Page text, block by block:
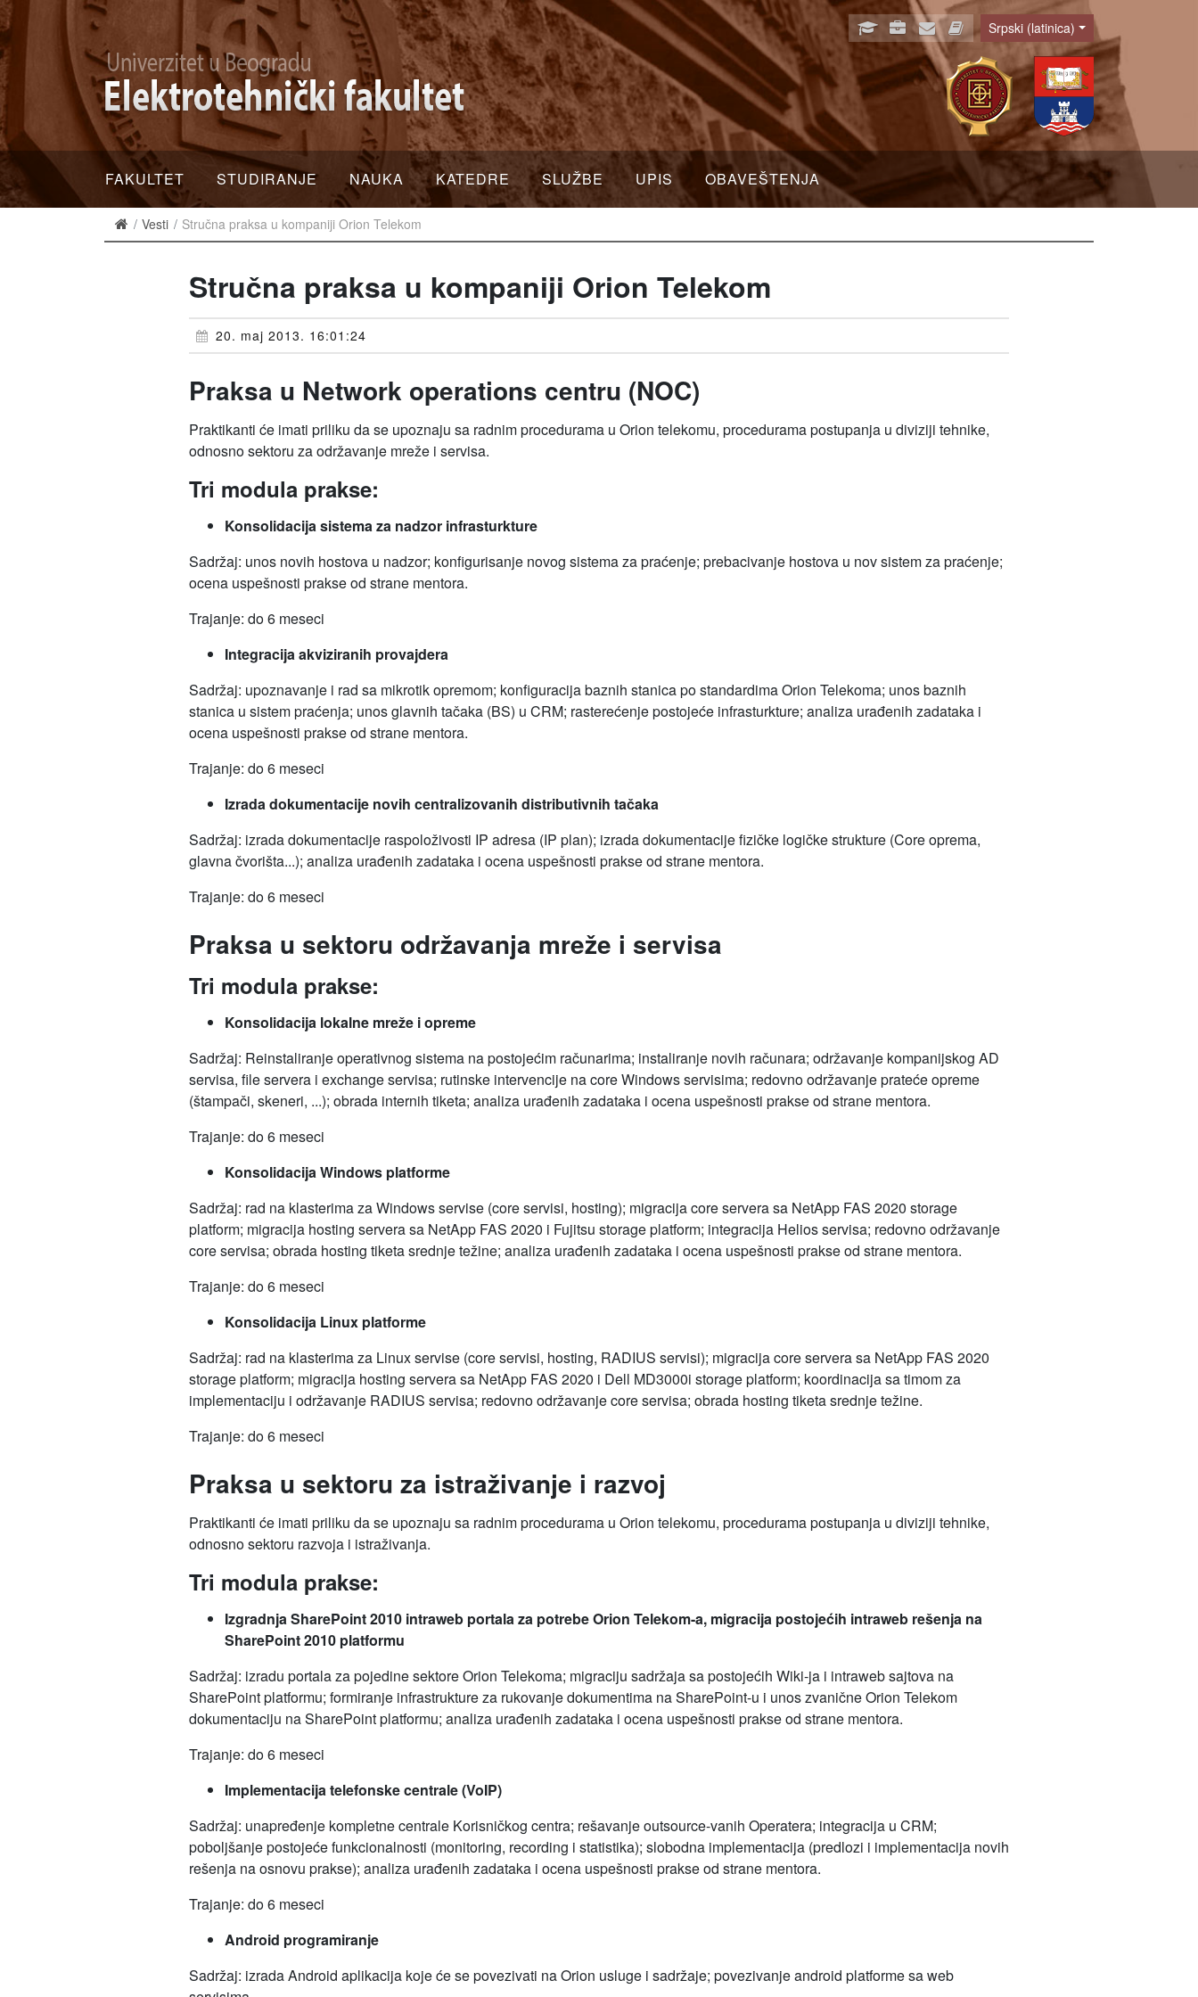
Language
Srpski (latinica)
FAKULTET STUDIRANJE NAUKA KATEDRE SLUŽBE UPIS OBAVEŠTENJA
Vesti Stručna praksa u kompaniji Orion Telekom
Stručna praksa u kompaniji Orion Telekom
20. maj 2013. 16:01:24
Praksa u Network operations centru (NOC)
Praktikanti će imati priliku da se upoznaju sa radnim procedurama u Orion telekomu, procedurama postupanja u diviziji tehnike,
odnosno sektoru za održavanje mreže i servisa.
Tri modula prakse:
Konsolidacija sistema za nadzor infrasturkture
Sadržaj: unos novih hostova u nadzor; konfigurisanje novog sistema za praćenje; prebacivanje hostova u nov sistem za praćenje;
ocena uspešnosti prakse od strane mentora.
Trajanje: do 6 meseci
Integracija akviziranih provajdera
Sadržaj: upoznavanje i rad sa mikrotik opremom; konfiguracija baznih stanica po standardima Orion Telekoma; unos baznih
stanica u sistem praćenja; unos glavnih tačaka (BS) u CRM; rasterećenje postojeće infrasturkture; analiza urađenih zadataka i
ocena uspešnosti prakse od strane mentora.
Trajanje: do 6 meseci
Izrada dokumentacije novih centralizovanih distributivnih tačaka
Sadržaj: izrada dokumentacije raspoloživosti IP adresa (IP plan); izrada dokumentacije fizičke logičke strukture (Core oprema,
glavna čvorišta...); analiza urađenih zadataka i ocena uspešnosti prakse od strane mentora.
Trajanje: do 6 meseci
Praksa u sektoru održavanja mreže i servisa
Tri modula prakse:
Konsolidacija lokalne mreže i opreme
Sadržaj: Reinstaliranje operativnog sistema na postojećim računarima; instaliranje novih računara; održavanje kompanijskog AD
servisa, file servera i exchange servisa; rutinske intervencije na core Windows servisima; redovno održavanje prateće opreme
(štampači, skeneri, ...); obrada internih tiketa; analiza urađenih zadataka i ocena uspešnosti prakse od strane mentora.
Trajanje: do 6 meseci
Konsolidacija Windows platforme
Sadržaj: rad na klasterima za Windows servise (core servisi, hosting); migracija core servera sa NetApp FAS 2020 storage
platform; migracija hosting servera sa NetApp FAS 2020 i Fujitsu storage platform; integracija Helios servisa; redovno održavanje
core servisa; obrada hosting tiketa srednje težine; analiza urađenih zadataka i ocena uspešnosti prakse od strane mentora.
Trajanje: do 6 meseci
Konsolidacija Linux platforme
Sadržaj: rad na klasterima za Linux servise (core servisi, hosting, RADIUS servisi); migracija core servera sa NetApp FAS 2020
storage platform; migracija hosting servera sa NetApp FAS 2020 i Dell MD3000i storage platform; koordinacija sa timom za
implementaciju i održavanje RADIUS servisa; redovno održavanje core servisa; obrada hosting tiketa srednje težine.
Trajanje: do 6 meseci
Praksa u sektoru za istraživanje i razvoj
Praktikanti će imati priliku da se upoznaju sa radnim procedurama u Orion telekomu, procedurama postupanja u diviziji tehnike,
odnosno sektoru razvoja i istraživanja.
Tri modula prakse:
Izgradnja SharePoint 2010 intraweb portala za potrebe Orion Telekom-a, migracija postojećih intraweb rešenja na
SharePoint 2010 platformu
Sadržaj: izradu portala za pojedine sektore Orion Telekoma; migraciju sadržaja sa postojećih Wiki-ja i intraweb sajtova na
SharePoint platformu; formiranje infrastrukture za rukovanje dokumentima na SharePoint-u i unos zvanične Orion Telekom
dokumentaciju na SharePoint platformu; analiza urađenih zadataka i ocena uspešnosti prakse od strane mentora.
Trajanje: do 6 meseci
Implementacija telefonske centrale (VoIP)
Sadržaj: unapređenje kompletne centrale Korisničkog centra; rešavanje outsource-vanih Operatera; integracija u CRM;
poboljšanje postojeće funkcionalnosti (monitoring, recording i statistika); slobodna implementacija (predlozi i implementacija novih
rešenja na osnovu prakse); analiza urađenih zadataka i ocena uspešnosti prakse od strane mentora.
Trajanje: do 6 meseci
Android programiranje
Sadržaj: izrada Android aplikacija koje će se povezivati na Orion usluge i sadržaje; povezivanje android platforme sa web